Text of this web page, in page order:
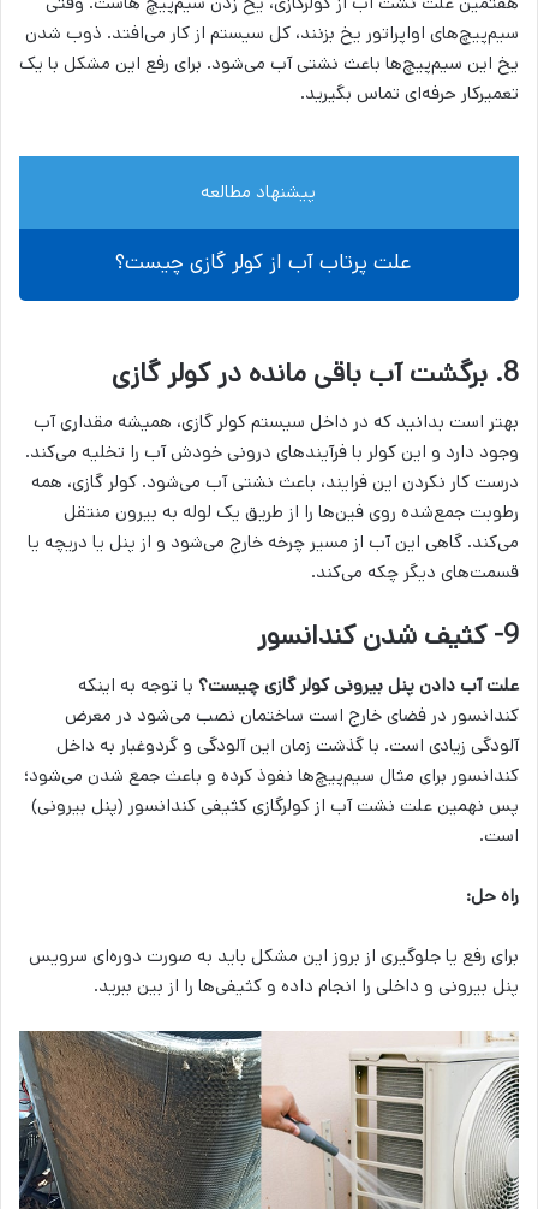
سیم‌پیچ‌های اواپراتور یخ بزنند، کل سیستم از کار می‌افتد. ذوب شدن
یخ این سیم‌پیچ‌ها باعث نشتی آب می‌شود. برای رفع این مشکل با یک
تعمیرکار حرفه‌ای تماس بگیرید.
پیشنهاد مطالعه
علت پرتاب آب از کولر گازی چیست؟
8. برگشت آب باقی مانده در کولر گازی
بهتر است بدانید که در داخل سیستم کولر گازی، همیشه مقداری آب
وجود دارد و این کولر با فرآیندهای درونی خودش آب را تخلیه می‌کند.
درست کار نکردن این فرایند، باعث نشتی آب می‌شود. کولر گازی، همه
رطوبت‌ جمع‌شده روی فین‌ها را از طریق یک لوله به بیرون منتقل
می‌کند. گاهی این آب از مسیر چرخه خارج می‌شود و از پنل یا دریچه یا
قسمت‌های دیگر چکه می‌کند.
9- کثیف شدن کندانسور
علت آب دادن پنل بیرونی کولر گازی چیست؟ با توجه به اینکه
کندانسور در فضای خارج است ساختمان نصب می‌شود در معرض
آلودگی زیادی است. با گذشت زمان این آلودگی و گردوغبار به داخل
کندانسور برای مثال سیم‌پیچ‌ها نفوذ کرده و باعث جمع شدن می‌شود؛
پس نهمین علت نشت آب از کولرگازی کثیفی کندانسور (پنل بیرونی)
است.
راه حل:
برای رفع یا جلوگیری از بروز این مشکل باید به صورت دوره‌ای سرویس
پنل بیرونی و داخلی را انجام داده و کثیفی‌ها را از بین ببرید.